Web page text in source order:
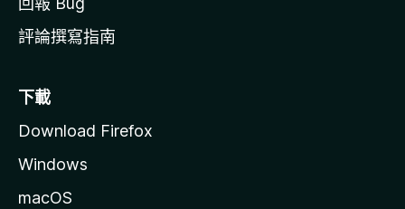
評論撰寫指南
下載
Download Firefox
Windows
macOS